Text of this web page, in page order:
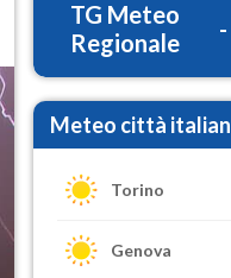
TG Meteo
Regionale
-
Meteo città
Torino
Genova